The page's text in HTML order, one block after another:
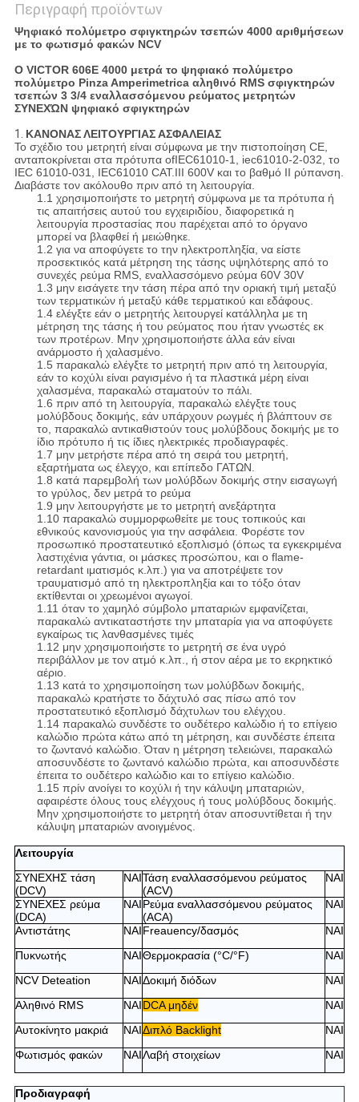
Περιγραφή προϊόντων
Ψηφιακό πολύμετρο σφιγκτηρών τσεπών 4000 αριθμήσεων
με το φωτισμό φακών NCV
Ο VICTOR 606E 4000 μετρά το ψηφιακό πολύμετρο
πολύμετρο Pinza Amperimetrica αληθινό RMS σφιγκτηρών
τσεπών 3 3/4 εναλλασσόμενου ρεύματος μετρητών
ΣΥΝΕΧΏΝ ψηφιακό σφιγκτηρών
1. ΚΑΝΟΝΑΣ ΛΕΙΤΟΥΡΓΙΑΣ ΑΣΦΑΛΕΙΑΣ
Το σχέδιο του μετρητή είναι σύμφωνα με την πιστοποίηση CE,
ανταποκρίνεται στα πρότυπα ofIEC61010-1, iec61010-2-032, το
IEC 61010-031, IEC61010 CAT.III 600V και το βαθμό ΙΙ ρύπανση.
Διαβάστε τον ακόλουθο πριν από τη λειτουργία.
1.1 χρησιμοποιήστε το μετρητή σύμφωνα με τα πρότυπα ή
τις απαιτήσεις αυτού του εγχειριδίου, διαφορετικά η
λειτουργία προστασίας που παρέχεται από το όργανο
μπορεί να βλαφθεί ή μειώθηκε.
1.2 για να αποφύγετε το την ηλεκτροπληξία, να είστε
προσεκτικός κατά μέτρηση της τάσης υψηλότερης από το
συνεχές ρεύμα RMS, εναλλασσόμενο ρεύμα 60V 30V
1.3 μην εισάγετε την τάση πέρα από την οριακή τιμή μεταξύ
των τερματικών ή μεταξύ κάθε τερματικού και εδάφους.
1.4 ελέγξτε εάν ο μετρητής λειτουργεί κατάλληλα με τη
μέτρηση της τάσης ή του ρεύματος που ήταν γνωστές εκ
των προτέρων. Μην χρησιμοποιήστε άλλα εάν είναι
ανάρμοστο ή χαλασμένο.
1.5 παρακαλώ ελέγξτε το μετρητή πριν από τη λειτουργία,
εάν το κοχύλι είναι ραγισμένο ή τα πλαστικά μέρη είναι
χαλασμένα, παρακαλώ σταματούν το πάλι.
1.6 πριν από τη λειτουργία, παρακαλώ ελέγξτε τους
μολύβδους δοκιμής, εάν υπάρχουν ρωγμές ή βλάπτουν σε
το, παρακαλώ αντικαθιστούν τους μολύβδους δοκιμής με το
ίδιο πρότυπο ή τις ίδιες ηλεκτρικές προδιαγραφές.
1.7 μην μετρήστε πέρα από τη σειρά του μετρητή,
εξαρτήματα ως έλεγχο, και επίπεδο ΓΑΤΩΝ.
1.8 κατά παρεμβολή των μολύβδων δοκιμής στην εισαγωγή
το γρύλος, δεν μετρά το ρεύμα
1.9 μην λειτουργήστε με το μετρητή ανεξάρτητα
1.10 παρακαλώ συμμορφωθείτε με τους τοπικούς και
εθνικούς κανονισμούς για την ασφάλεια. Φορέστε τον
προσωπικό προστατευτικό εξοπλισμό (όπως τα εγκεκριμένα
λαστιχένια γάντια, οι μάσκες προσώπου, και ο flame-
retardant ιματισμός κ.λπ.) για να αποτρέψετε τον
τραυματισμό από τη ηλεκτροπληξία και το τόξο όταν
εκτίθενται οι χρεωμένοι αγωγοί.
1.11 όταν το χαμηλό σύμβολο μπαταριών εμφανίζεται,
παρακαλώ αντικαταστήστε την μπαταρία για να αποφύγετε
εγκαίρως τις λανθασμένες τιμές
1.12 μην χρησιμοποιήστε το μετρητή σε ένα υγρό
περιβάλλον με τον ατμό κ.λπ., ή στον αέρα με το εκρηκτικό
αέριο.
1.13 κατά το χρησιμοποίηση των μολύβδων δοκιμής,
παρακαλώ κρατήστε το δάχτυλό σας πίσω από τον
προστατευτικό εξοπλισμό δάχτυλων του ελέγχου.
1.14 παρακαλώ συνδέστε το ουδέτερο καλώδιο ή το επίγειο
καλώδιο πρώτα κάτω από τη μέτρηση, και συνδέστε έπειτα
το ζωντανό καλώδιο. Όταν η μέτρηση τελειώνει, παρακαλώ
αποσυνδέστε το ζωντανό καλώδιο πρώτα, και αποσυνδέστε
έπειτα το ουδέτερο καλώδιο και το επίγειο καλώδιο.
1.15 πρίν ανοίγει το κοχύλι ή την κάλυψη μπαταριών,
αφαιρέστε όλους τους ελέγχους ή τους μολύβδους δοκιμής.
Μην χρησιμοποιήστε το μετρητή όταν αποσυντίθεται ή την
κάλυψη μπαταριών ανοιγμένος.
Λειτουργία
ΣΥΝΕΧΗΣ τάση
(DCV)
ΝΑΙΤάση εναλλασσόμενου ρεύματος
(ACV)
ΝΑΙ
ΣΥΝΕΧΕΣ ρεύμα
(DCA)
ΝΑΙΡεύμαεναλλασσόμενου ρεύματος
(ACA)
ΝΑΙ
Αντιστάτης ΝΑΙFreauency/δασμός
ΝΑΙ
Πυκνωτής
ΝΑΙΘερμοκρασία (°C/°F)
ΝΑΙ
NCV Deteation
ΝΑΙΔοκιμή διόδων
ΝΑΙ
Αληθινό RMS
ΝΑΙDCA μηδέν
ΝΑΙ
Αυτοκίνητο μακριά
ΝΑΙΔιπλό Backlight
ΝΑΙ
Φωτισμός φακών
ΝΑΙΛαβή στοιχείων ΝΑΙ
Προδιαγραφή